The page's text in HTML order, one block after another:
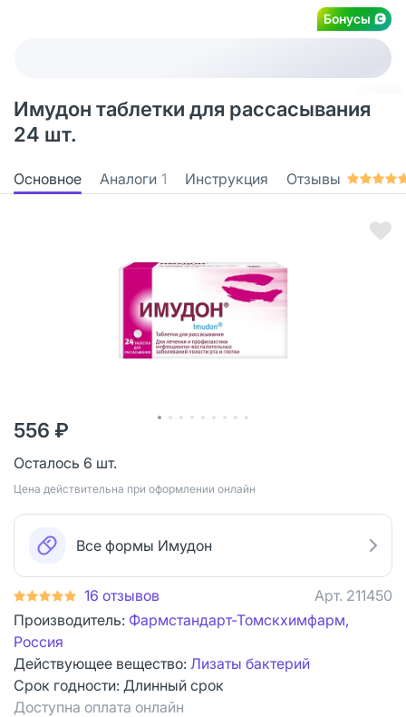
Бонусы
Имудон таблетки для рассасывания
24 шт.
Основное Аналоги 1 Инструкция Отзывы
556 ₽
Осталось 6 шт.
Цена действительна при оформлении онлайн
Все формы Имудон
16 отзывов Арт. 211450
Производитель: Фармстандарт-Томскхимфарм,
Россия
Действующее вещество: Лизаты бактерий
Срок годности: Длинный срок
Доступна оплата онлайн